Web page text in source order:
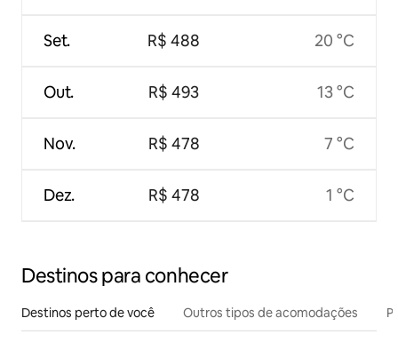
Set.
Out.
Nov.
Dez.
R$ 488
R$ 493
R$ 478
R$ 478
20 °C
13 °C
7 °C
1 °C
Destinos para conhecer
Destinos perto de você Outros tipos de acomodações